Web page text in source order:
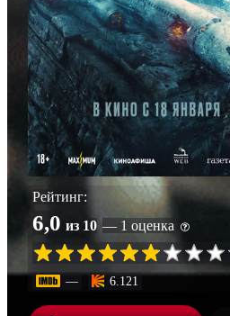
Рейтинг:
6,0 из 10 — 1 оценка
— 6.121